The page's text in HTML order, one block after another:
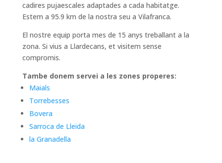
cadires pujaescales adaptades a cada habitatge.
Estem a 95.9 km de la nostra seu a Vilafranca.
El nostre equip porta mes de 15 anys treballant a la
zona. Si vius a Llardecans, et visitem sense
compromis.
Tambe donem servei a les zones properes:
Maials
Torrebesses
Bovera
Sarroca de Lleida
la Granadella